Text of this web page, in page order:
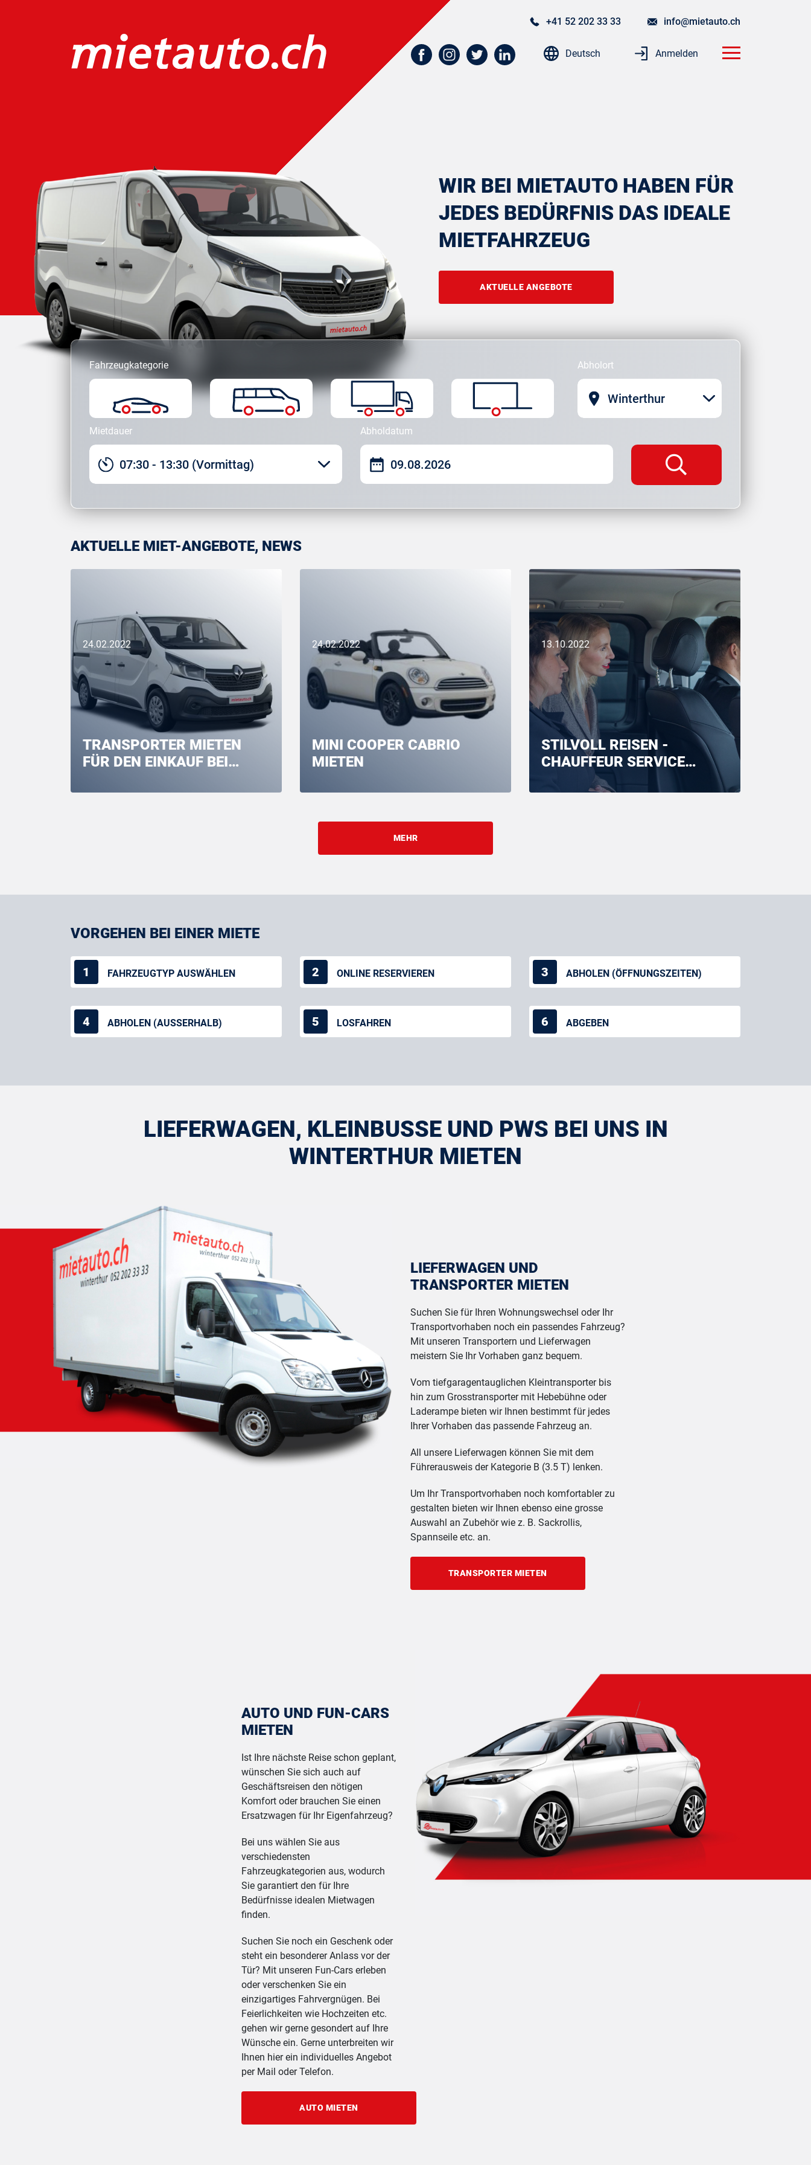
+41 52 202 33 33 info@mietauto.ch
Deutsch Anmelden
WIR BEI MIETAUTO HABEN FÜR
JEDES BEDÜRFNIS DAS IDEALE
MIETFAHRZEUG
AKTUELLE ANGEBOTE
Fahrzeugkategorie Abholort
Mietdauer Abholdatum
AKTUELLE MIET-ANGEBOTE, NEWS
24.02.2022
TRANSPORTER MIETEN
FÜR DEN EINKAUF BEI
24.02.2022
MINI COOPER CABRIO
MIETEN
13.10.2022
STILVOLL REISEN -
CHAUFFEUR SERVICE
BUCHEN
MEHR
VORGEHEN BEI EINER MIETE
1 FAHRZEUGTYP AUSWÄHLEN 2 ONLINE RESERVIEREN 3 ABHOLEN (ÖFFNUNGSZEITEN)
4 ABHOLEN (AUSSERHALB) 5 LOSFAHREN 6 ABGEBEN
LIEFERWAGEN, KLEINBUSSE UND PWS BEI UNS IN
WINTERTHUR MIETEN
LIEFERWAGEN UND
TRANSPORTER MIETEN
Suchen Sie für Ihren Wohnungswechsel oder Ihr
Transportvorhaben noch ein passendes Fahrzeug?
Mit unseren Transportern und Lieferwagen
meistern Sie Ihr Vorhaben ganz bequem.
Vom tiefgaragentauglichen Kleintransporter bis
hin zum Grosstransporter mit Hebebühne oder
Laderampe bieten wir Ihnen bestimmt für jedes
Ihrer Vorhaben das passende Fahrzeug an.
All unsere Lieferwagen können Sie mit dem
Führerausweis der Kategorie B (3.5 T) lenken.
Um Ihr Transportvorhaben noch komfortabler zu
gestalten bieten wir Ihnen ebenso eine grosse
Auswahl an Zubehör wie z. B. Sackrollis,
Spannseile etc. an.
TRANSPORTER MIETEN
AUTO UND FUN-CARS
MIETEN
Ist Ihre nächste Reise schon geplant,
wünschen Sie sich auch auf
Geschäftsreisen den nötigen
Komfort oder brauchen Sie einen
Ersatzwagen für Ihr Eigenfahrzeug?
Bei uns wählen Sie aus
verschiedensten
Fahrzeugkategorien aus, wodurch
Sie garantiert den für Ihre
Bedürfnisse idealen Mietwagen
finden.
Suchen Sie noch ein Geschenk oder
steht ein besonderer Anlass vor der
Tür? Mit unseren Fun-Cars erleben
oder verschenken Sie ein
einzigartiges Fahrvergnügen. Bei
Feierlichkeiten wie Hochzeiten etc.
gehen wir gerne gesondert auf Ihre
Wünsche ein. Gerne unterbreiten wir
Ihnen hier ein individuelles Angebot
per Mail oder Telefon.
AUTO MIETEN